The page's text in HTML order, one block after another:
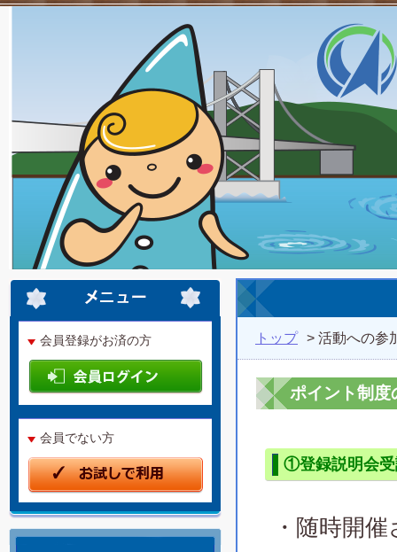
会員登録がお済の方
会員でない方
トップ > 活動への参
ポイント制度
①登録説明会
・随時開